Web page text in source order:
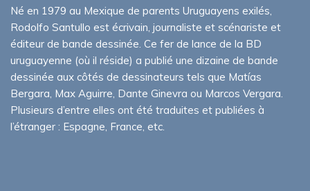
Né en 1979 au Mexique de parents Uruguayens exilés,
Rodolfo Santullo est écrivain, journaliste et scénariste et
éditeur de bande dessinée. Ce fer de lance de la BD
uruguayenne (où il réside) a publié une dizaine de bande
dessinée aux côtés de dessinateurs tels que Matías
Bergara, Max Aguirre, Dante Ginevra ou Marcos Vergara.
Plusieurs d’entre elles ont été traduites et publiées à
l’étranger : Espagne, France, etc.